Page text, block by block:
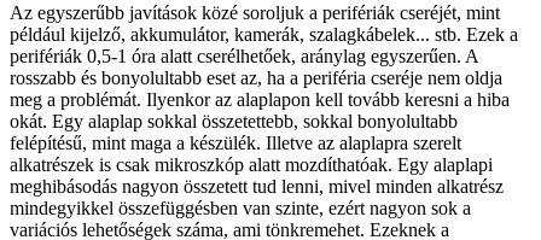
Az egyszerűbb javítások közé soroljuk a perifériák cseréjét, mint
például kijelző, akkumulátor, kamerák, szalagkábelek... stb. Ezek a
perifériák 0,5-1 óra alatt cserélhetőek, aránylag egyszerűen. A
rosszabb és bonyolultabb eset az, ha a periféria cseréje nem oldja
meg a problémát. Ilyenkor az alaplapon kell tovább keresni a hiba
okát. Egy alaplap sokkal összetettebb, sokkal bonyolultabb
felépítésű, mint maga a készülék. Illetve az alaplapra szerelt
alkatrészek is csak mikroszkóp alatt mozdíthatóak. Egy alaplapi
meghibásodás nagyon összetett tud lenni, mivel minden alkatrész
mindegyikkel összefüggésben van szinte, ezért nagyon sok a
variációs lehetőségek száma, ami tönkremehet. Ezeknek a